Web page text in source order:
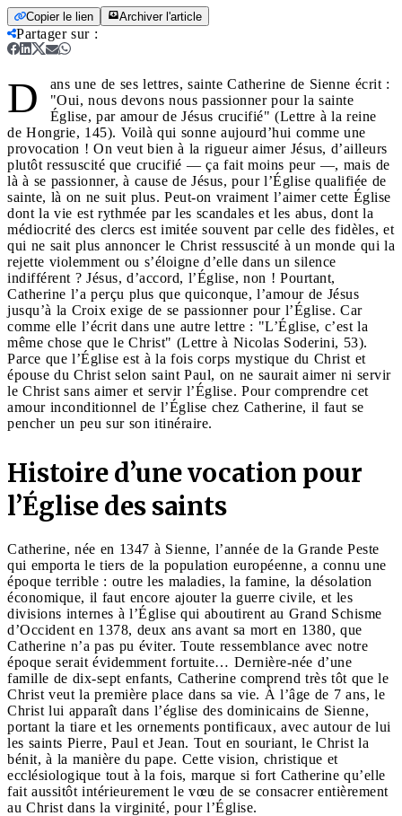
Copier le lien Archiver l'article
Partager sur:
D
ans une de ses lettres, sainte Catherine de Sienne écrit :
"Oui, nous devons nous passionner pour la sainte
Église, par amour de Jésus crucifié" (Lettre à la reine
de Hongrie, 145). Voilà qui sonne aujourd’hui comme une
provocation ! On veut bien à la rigueur aimer Jésus, d’ailleurs
plutôt ressuscité que crucifié — ça fait moins peur —, mais de
là à se passionner, à cause de Jésus, pour l’Église qualifiée de
sainte, là on ne suit plus. Peut-on vraiment l’aimer cette Église
dont la vie est rythmée par les scandales et les abus, dont la
médiocrité des clercs est imitée souvent par celle des fidèles, et
qui ne sait plus annoncer le Christ ressuscité à un monde qui la
rejette violemment ou s’éloigne d’elle dans un silence
indifférent ? Jésus, d’accord, l’Église, non ! Pourtant,
Catherine l’a perçu plus que quiconque, l’amour de Jésus
jusqu’à la Croix exige de se passionner pour l’Église. Car
comme elle l’écrit dans une autre lettre : "L’Église, c’est la
même chose que le Christ" (Lettre à Nicolas Soderini, 53).
Parce que l’Église est à la fois corps mystique du Christ et
épouse du Christ selon saint Paul, on ne saurait aimer ni servir
le Christ sans aimer et servir l’Église. Pour comprendre cet
amour inconditionnel de l’Église chez Catherine, il faut se
pencher un peu sur son itinéraire.
Histoire d’une vocation pour
l’Église des saints
Catherine, née en 1347 à Sienne, l’année de la Grande Peste
qui emporta le tiers de la population européenne, a connu une
époque terrible : outre les maladies, la famine, la désolation
économique, il faut encore ajouter la guerre civile, et les
divisions internes à l’Église qui aboutirent au Grand Schisme
d’Occident en 1378, deux ans avant sa mort en 1380, que
Catherine n’a pas pu éviter. Toute ressemblance avec notre
époque serait évidemment fortuite… Dernière-née d’une
famille de dix-sept enfants, Catherine comprend très tôt que le
Christ veut la première place dans sa vie. À l’âge de 7 ans, le
Christ lui apparaît dans l’église des dominicains de Sienne,
portant la tiare et les ornements pontificaux, avec autour de lui
les saints Pierre, Paul et Jean. Tout en souriant, le Christ la
bénit, à la manière du pape. Cette vision, christique et
ecclésiologique tout à la fois, marque si fort Catherine qu’elle
fait aussitôt intérieurement le vœu de se consacrer entièrement
au Christ dans la virginité, pour l’Église.